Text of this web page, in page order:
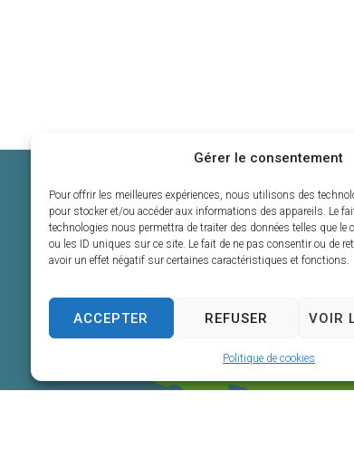
Gérer le consentement
Pour offrir les meilleures expériences, nous utilisons des
pour stocker et/ou accéder aux informations des appareils. Le
technologies nous permettra de traiter des données telles que le
ou les ID uniques sur ce site. Le fait de ne pas consentir ou de
avoir un effet négatif sur certaines caractéristiques et fonctions.
ACCEPTER REFUSER VOIR
Politique de cookies